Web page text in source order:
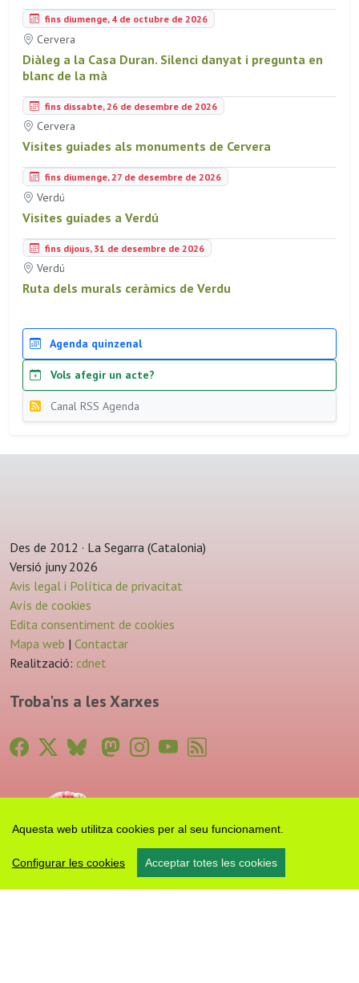
Aquesta web utilitza cookies per al seu funcionament.
Configurar les cookies Acceptar totes les cookies
fins diumenge, 4 de octubre de 2026
Cervera
Diàleg a la Casa Duran. Silenci danyat i pregunta en
blanc de la mà
fins dissabte, 26 de desembre de 2026
Cervera
Visites guiades als monuments de Cervera
fins diumenge, 27 de desembre de 2026
Verdú
Visites guiades a Verdú
fins dijous, 31 de desembre de 2026
Verdú
Ruta dels murals ceràmics de Verdu
Agenda quinzenal
Vols afegir un acte?
Canal RSS Agenda
Des de 2012 · La Segarra (Catalonia)
Versió juny 2026
Avis legal i Política de privacitat
Avís de cookies
Edita consentiment de cookies
Mapa web | Contactar
Realització: cdnet
Troba'ns a les Xarxes